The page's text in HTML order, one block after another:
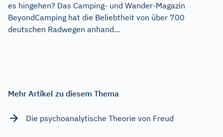
es hingehen? Das Camping- und Wander-Magazin
BeyondCamping hat die Beliebtheit von über 700
deutschen Radwegen anhand...
Mehr Artikel zu diesem Thema
Die psychoanalytische Theorie von Freud